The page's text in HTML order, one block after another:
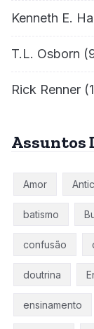
Kenneth E.
T.L. Osborn
Rick Renner
Assuntos
Amor
batismo
confusão
doutrina
ensinamento